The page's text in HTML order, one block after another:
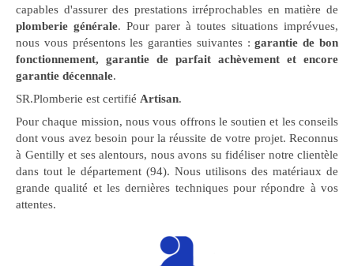
capables d'assurer des prestations irréprochables en matière de
plomberie générale. Pour parer à toutes situations imprévues,
nous vous présentons les garanties suivantes :garantie de bon
fonctionnement, garantie de parfait achèvement et encore
garantie décennale.
SR.Plomberie est certifié Artisan.
Pour chaque mission, nous vous offrons le soutien et les conseils
dont vous avez besoin pour la réussite de votre projet. Reconnus
à Gentilly et ses alentours, nous avons su fidéliser notre clientèle
dans tout le département (94). Nous utilisons des matériaux de
grande qualité et les dernières techniques pour répondre à vos
attentes.